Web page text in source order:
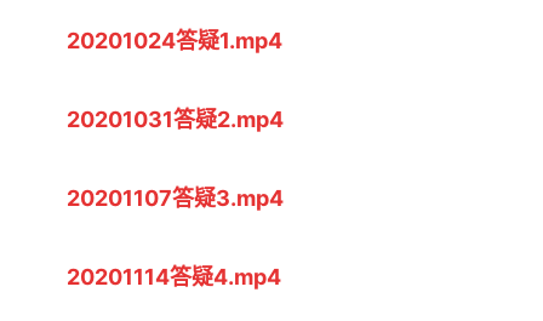
20201024答疑1.mp4
20201031答疑2.mp4
20201107答疑3.mp4
20201114答疑4.mp4